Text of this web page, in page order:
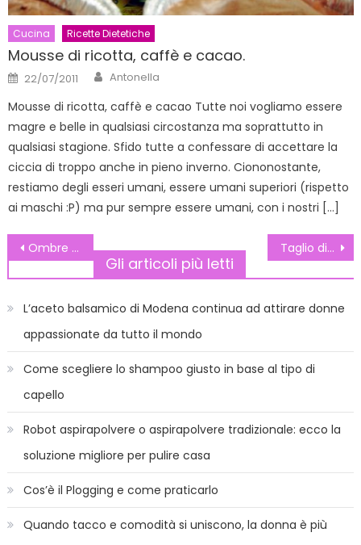
Cucina Ricette Dietetiche
Mousse di ricotta, caffè e cacao.
Posted
on
22/07/2011 Author
Antonella
Mousse di ricotta, caffè e cacao Tutte noi vogliamo essere
magre e belle in qualsiasi circostanza ma soprattutto in
qualsiasi stagione. Sfido tutte a confessare di accettare la
ciccia di troppo anche in pieno inverno. Ciononostante,
restiamo degli esseri umani, essere umani superiori (rispetto
ai maschi :P) ma pur sempre essere umani, con i nostri […]
Navigazione
articoli
Ombre Nails: la nuova tendenza unghie 2012 Taglio di capelli viso lungo: come tagliare i capelli se si ha il viso allungato
Gli articoli più letti
L’aceto balsamico di Modena continua ad attirare donne
appassionate da tutto il mondo
Come scegliere lo shampoo giusto in base al tipo di
capello
Robot aspirapolvere o aspirapolvere tradizionale: ecco la
soluzione migliore per pulire casa
Cos’è il Plogging e come praticarlo
Quando tacco e comodità si uniscono, la donna è più